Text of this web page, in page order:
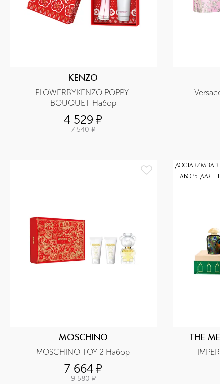
KENZO
FLOWERBYKENZO POPPY
BOUQUET Набор
4 529 ¤
7 540 ¤
MOSCHINO
MOSCHINO TOY 2 Набор
7 664¤
9 580 ¤
ДОСТАВИМ ЗА
НАБОРЫ ДЛЯ
THE